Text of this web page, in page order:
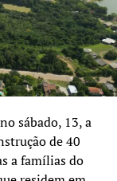
foto
candidato(s)
(certidão de
sábado, 13, a
de 40
a famílias do